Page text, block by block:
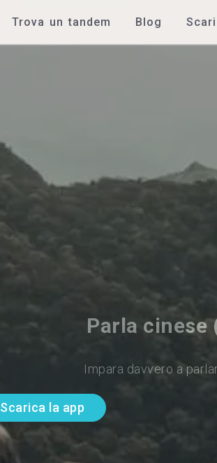
Trova un tandem Blog
Parla cinese
Impara davvero a
Scarica la app